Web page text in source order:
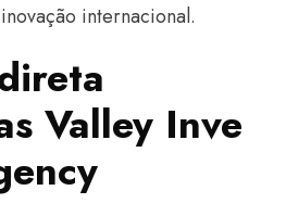
internacional.
Valley Inve